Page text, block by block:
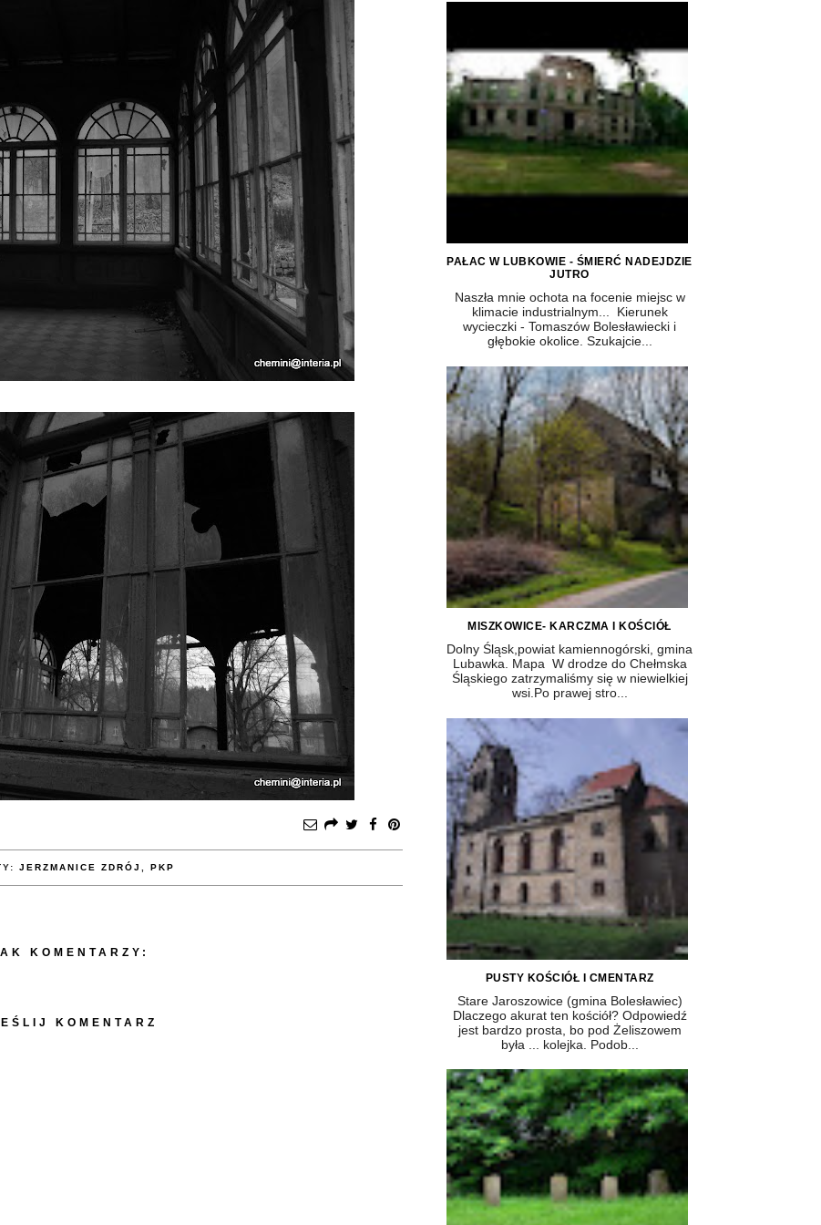
JERZMANICE ZDRÓJ PKP
KOMENTARZY:
KOMENTARZ
PAŁAC W LUBKOWIE - ŚMIERĆ NADEJDZIE
JUTRO
Naszła mnie ochota na focenie miejsc w
klimacie industrialnym... Kierunek
wycieczki - Tomaszów Bolesławiecki i
głębokie okolice. Szukajcie...
MISZKOWICE- KARCZMA I KOŚCIÓŁ
Dolny Śląsk,powiat kamiennogórski, gmina
Lubawka. Mapa W drodze do Chełmska
Śląskiego zatrzymaliśmy się w niewielkiej
wsi.Po prawej stro...
PUSTY KOŚCIÓŁ I CMENTARZ
Stare Jaroszowice (gmina Bolesławiec)
Dlaczego akurat ten kościół? Odpowiedź
jest bardzo prosta, bo pod Żeliszowem
była ... kolejka. Podob...